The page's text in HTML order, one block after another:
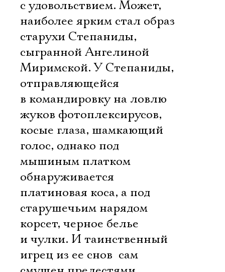
с удовольствием. Может,
наиболее ярким стал образ
старухи Степаниды,
сыгранной Ангелиной
Миримской. У Степаниды,
отправляющейся
в командировку на ловлю
жуков фотоплексирусов,
косые глаза, шамкающий
голос, однако под
мышиным платком
обнаруживается
платиновая коса, а под
старушечьим нарядом 
корсет, черное белье
и чулки. И таинственный
игрец из ее снов  сам